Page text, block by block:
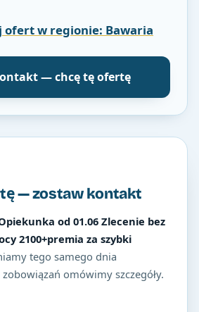
ofert w regionie: Bawaria
— chcę tę ofertę
— zostaw kontakt
od 01.06 Zlecenie bez
2100+premia za szybki
tego samego dnia
omówimy szczegóły.